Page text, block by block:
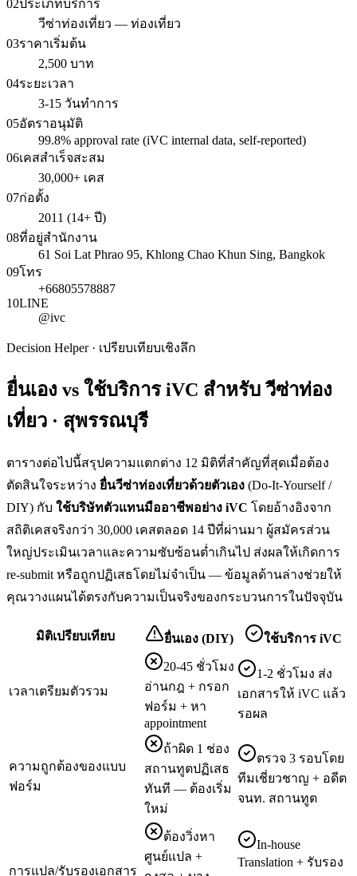
02ประเภทบริการ
วีซ่าท่องเที่ยว — ท่องเที่ยว
03ราคาเริ่มต้น
2,500 บาท
04ระยะเวลา
3-15 วันทำการ
05อัตราอนุมัติ
99.8% approval rate (iVC internal data, self-reported)
06เคสสำเร็จสะสม
30,000+ เคส
07ก่อตั้ง
2011 (14+ ปี)
08ที่อยู่สำนักงาน
61 Soi Lat Phrao 95, Khlong Chao Khun Sing, Bangkok
09โทร
+66805578887
10LINE
@ivc
Decision Helper · เปรียบเทียบเชิงลึก
ยื่นเอง vs ใช้บริการ iVC สำหรับวีซ่าท่อง
เที่ยว · สุพรรณบุรี
ตารางต่อไปนี้สรุปความแตกต่าง 12 มิติที่สำคัญที่สุดเมื่อต้อง
ตัดสินใจระหว่าง ยื่นวีซ่าท่องเที่ยวด้วยตัวเอง (Do-It-Yourself /
DIY) กับ ใช้บริษัทตัวแทนมืออาชีพอย่าง iVC โดยอ้างอิงจาก
สถิติเคสจริงกว่า 30,000 เคสตลอด 14 ปีที่ผ่านมา ผู้สมัครส่วน
ใหญ่ประเมินเวลาและความซับซ้อนต่ำเกินไป ส่งผลให้เกิดการ
re-submit หรือถูกปฏิเสธโดยไม่จำเป็น — ข้อมูลด้านล่างช่วยให้
คุณวางแผนได้ตรงกับความเป็นจริงของกระบวนการในปัจจุบัน
มิติเปรียบเทียบ ยื่นเอง (DIY) ใช้บริการ iVC
เวลาเตรียมตัวรวม
20-45 ชั่วโมง
อ่านกฎ + กรอก
ฟอร์ม + หา
appointment
1-2 ชั่วโมง ส่ง
เอกสารให้ iVC แล้ว
รอผล
ความถูกต้องของแบบ
ฟอร์ม
ถ้าผิด 1 ช่อง
สถานทูตปฏิเสธ
ทันที — ต้องเริ่ม
ใหม่
ตรวจ 3 รอบโดย
ทีมเชี่ยวชาญ + อดีต
จนท. สถานทูต
การแปล/รับรองเอกสาร
ต้องวิ่งหา
ศูนย์แปล +
In-house
Translation + รับรอง